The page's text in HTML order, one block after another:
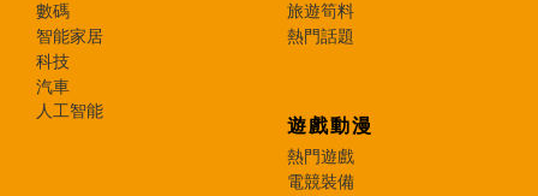
數碼
智能家居
科技
汽車
人工智能
旅遊筍料
熱門話題
遊戲動漫
熱門遊戲
電競裝備